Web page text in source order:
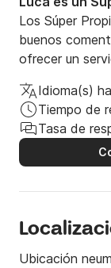
Los Súper
buenos
ofrecer un
Idioma(s)
Tiempo de
Tasa de
Ubicación